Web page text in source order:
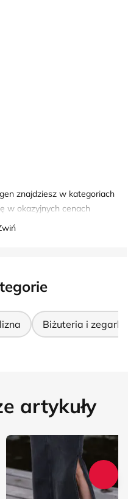
znajdziesz w kategoriach
w okazyjnych cenach
Biżuteria i zegarki
artykuły